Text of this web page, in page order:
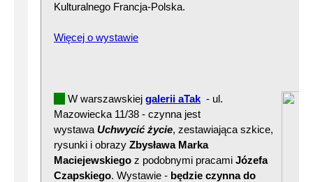
Kulturalnego Francja-Polska.
Więcej o wystawie
W warszawskiej galerii aTak - ul.
Mazowiecka 11/38 - czynna jest
wystawa Uchwycić życie, zestawiająca szkice,
rysunki i obrazy Zbysława Marka
Maciejewskiego z podobnymi pracami Józefa
Czapskiego. Wystawie - będzie czynna do